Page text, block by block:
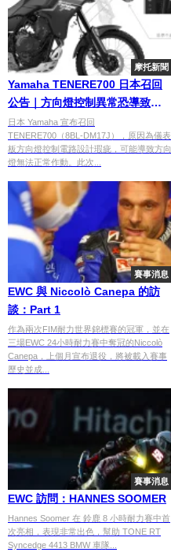
摩托新聞
Yamaha TENERE700 日本召回
公告｜方向燈控制異常恐導致無
法作動、共466台受影響
日本 Yamaha 宣布召回
TENERE700（8BL-DM17J），原因為儀表
板方向燈控制電路設計瑕疵，可能導致方向
燈無法正常作動。此次...
賽事消息
EWC 與 Niccolò Canepa 的訪
談：Part 1
作為兩次FIM耐力世界錦標賽的冠軍，並在
三場EWC 24小時耐力賽中奪冠的Niccolò
Canepa，上個月宣布退役，將被載入賽事
歷史並成...
賽事消息
EWC 訪問：HANNES SOOMER
Hannes Soomer 在 鈴鹿 8 小時耐力賽中首
次亮相，表現非常出色，幫助 TONE RT
Syncedge 4413 BMW 車隊...